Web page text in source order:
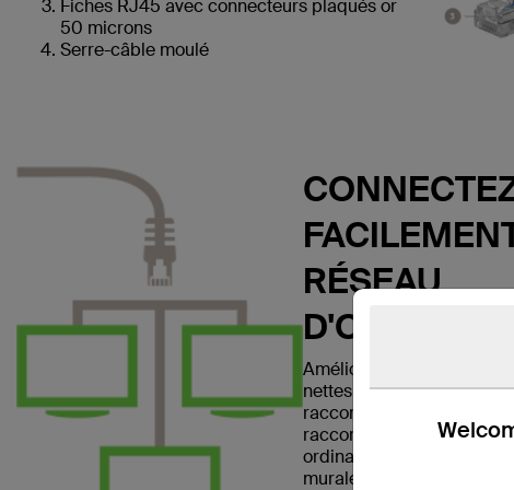
Fiches RJ45 avec connecteurs plaqués or
50 microns
Serre-câble moulé
RÉSEAU
Améliorez votre réseau
nettes et claires avec le
raccordement Ethernet
raccordement vous
ordinateur portable ou de
murale, un modem, un